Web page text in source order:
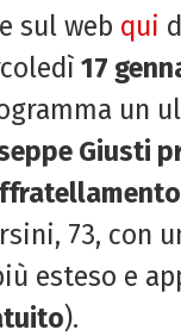
sul web qui
17
un
Giusti
73, con
esteso e
).